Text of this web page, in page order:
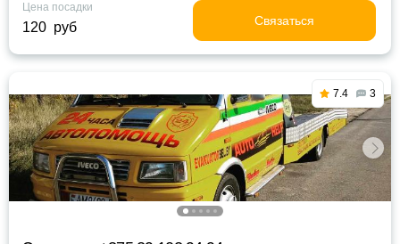
Цена посадки
120 руб Связаться
7.4 3